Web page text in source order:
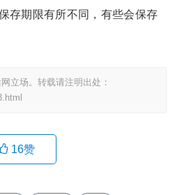
存期限有所不同，有些会保存
立场。转载请注明出处：
16赞